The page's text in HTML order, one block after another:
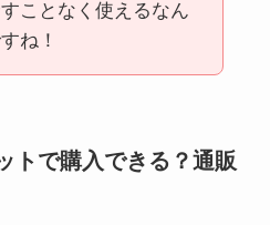
ことなく使えるなん
ね！
トで購入できる？通販